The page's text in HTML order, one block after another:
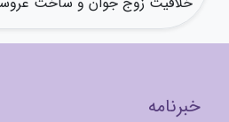
خبرنامه